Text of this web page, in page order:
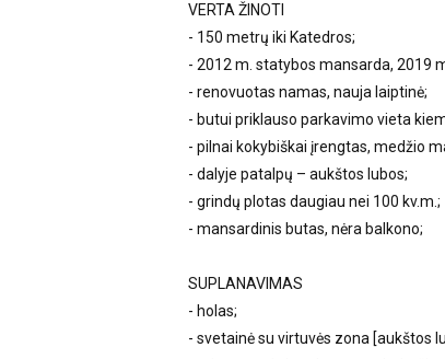
VERTA ŽINOTI
- 150 metrų iki Katedros;
- 2012 m. statybos mansarda, 2019
- renovuotas namas, nauja laiptinė;
- butui priklauso parkavimo vieta
- pilnai kokybiškai įrengtas, medžio
- dalyje patalpų – aukštos lubos;
- grindų plotas daugiau nei 100 kv.m.;
- mansardinis butas, nėra balkono;
SUPLANAVIMAS
- holas;
- svetainė su virtuvės zona [aukštos